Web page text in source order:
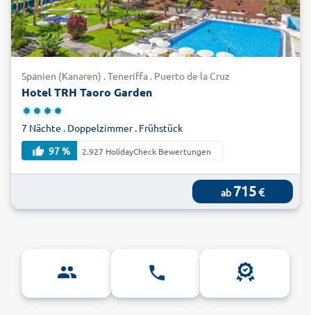
Spanien (Kanaren) . Teneriffa . Puerto de la Cruz
Hotel TRH Taoro Garden
7 Nächte . Doppelzimmer . Frühstück
97 %
2.927 HolidayCheck Bewertungen
ab 715€